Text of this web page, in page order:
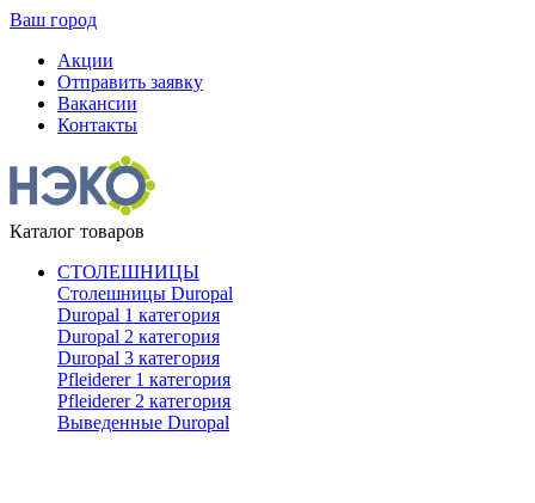
Ваш город
Акции
Отправить заявку
Вакансии
Контакты
Каталог товаров
СТОЛЕШНИЦЫ
Столешницы Duropal
Duropal 1 категория
Duropal 2 категория
Duropal 3 категория
Pfleiderer 1 категория
Pfleiderer 2 категория
Выведенные Duropal